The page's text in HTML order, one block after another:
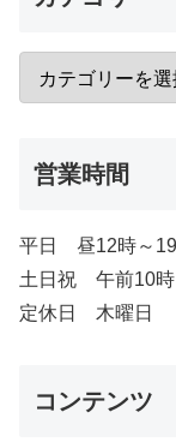
営業時間
平日 昼12時～
土日祝 午前10時
定休日 木曜日
コンテンツ